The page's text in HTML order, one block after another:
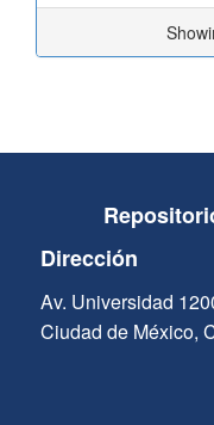
Dirección
Av. Universidad
Ciudad de México,